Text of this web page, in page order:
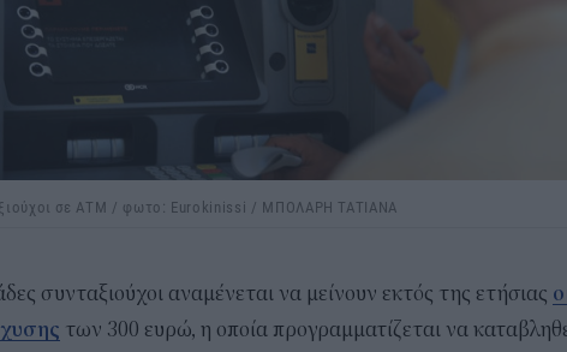
σε ΑΤΜ / φωτο: Eurokinissi / ΜΠΟΛΑΡΗ ΤΑΤΙΑΝΑ
συνταξιούχοι αναμένεται να μείνουν εκτός της ετήσιας
των 300 ευρώ, η οποία προγραμματίζεται να